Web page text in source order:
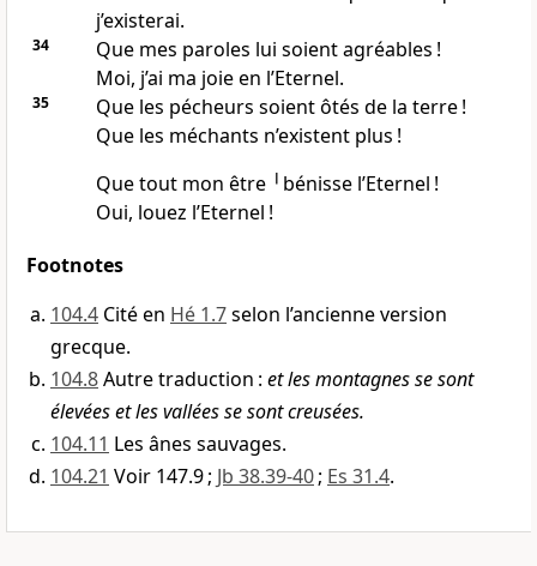
j’existerai.
34
Que mes paroles lui soient agréables !
Moi, j’ai ma joie en l’Eternel.
35
Que les pécheurs soient ôtés de la terre !
Que les méchants n’existent plus !
Que tout mon être ╵bénisse l’Eternel !
Oui, louez l’Eternel !
Footnotes
104.4 Cité en Hé 1.7selon l’ancienne version
grecque.
104.8Autre traduction : et les montagnes se sont
élevées et les vallées se sont creusées.
104.11 Les ânes sauvages.
104.21 Voir 147.9 ; Jb 38.39-40; Es 31.4.